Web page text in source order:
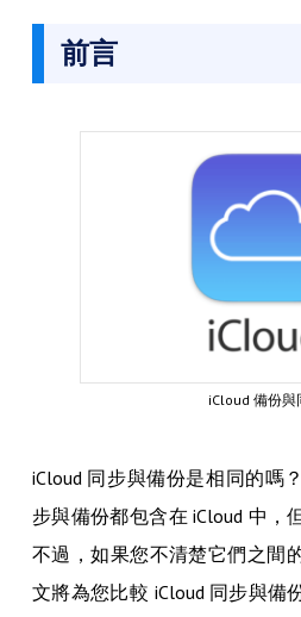
前言
iCloud 備份與
iCloud 同步與備份是相同的嗎
步與備份都包含在 iCloud 中，
不過，如果您不清楚它們之間
文將為您比較 iCloud 同步與備